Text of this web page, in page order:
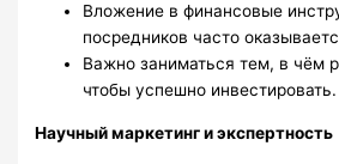
Вложение в финансовые
посредников часто
Важно заниматься тем, в чём
чтобы успешно инвестировать.
Научный маркетинг и экспертность